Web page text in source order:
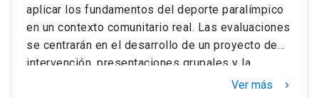
aplicar los fundamentos del deporte paralímpico
en un contexto comunitario real. Las evaluaciones
se centrarán en el desarrollo de un proyecto de
intervención, presentaciones grupales y la
participación activa durante las sesionesVer más keyboard_arrow_right